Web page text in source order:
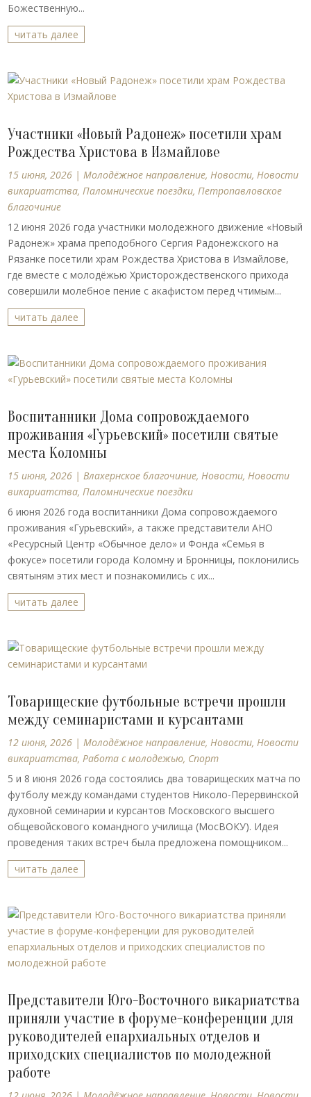
Божественную...
читать далее
Участники «Новый Радонеж» посетили храм
Рождества Христова в Измайлове
15 июня, 2026 |Молодёжное направление,Новости,Новости
викариатства,Паломнические поездки,Петропавловское
благочиние
12 июня 2026 года участники молодежного движение «Новый
Радонеж» храма преподобного Сергия Радонежского на
Рязанке посетили храм Рождества Христова в Измайлове,
где вместе с молодёжью Христорождественского прихода
совершили молебное пение с акафистом перед чтимым...
читать далее
Воспитанники Дома сопровождаемого
проживания «Гурьевский» посетили святые
места Коломны
15 июня, 2026 |Влахернское благочиние,Новости,Новости
викариатства,Паломнические поездки
6 июня 2026 года воспитанники Дома сопровождаемого
проживания «Гурьевский», а также представители АНО
«Ресурсный Центр «Обычное дело» и Фонда «Семья в
фокусе» посетили города Коломну и Бронницы, поклонились
святыням этих мест и познакомились с их...
читать далее
Товарищеские футбольные встречи прошли
между семинаристами и курсантами
12 июня, 2026 |Молодёжное направление,Новости,Новости
викариатства,Работа с молодежью, Спорт
5 и 8 июня 2026 года состоялись два товарищеских матча по
футболу между командами студентов Николо-Перервинской
духовной семинарии и курсантов Московского высшего
общевойскового командного училища (МосВОКУ). Идея
проведения таких встреч была предложена помощником...
читать далее
Представители Юго-Восточного викариатства
приняли участие в форуме-конференции для
руководителей епархиальных отделов и
приходских специалистов по молодежной
работе